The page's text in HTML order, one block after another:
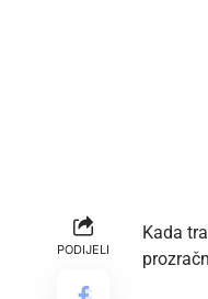
PODIJELI
Kada